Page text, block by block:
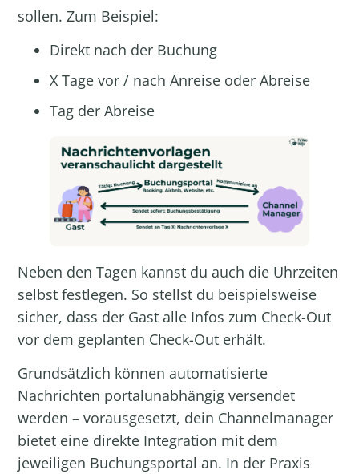
sollen. Zum Beispiel:
Direkt nach der Buchung
X Tage vor / nach Anreise oder Abreise
Tag der Abreise
Neben den Tagen kannst du auch die Uhrzeiten
selbst festlegen. So stellst du beispielsweise
sicher, dass der Gast alle Infos zum Check-Out
vor dem geplanten Check-Out erhält.
Grundsätzlich können automatisierte
Nachrichten portalunabhängig versendet
werden – vorausgesetzt, dein Channelmanager
bietet eine direkte Integration mit dem
jeweiligen Buchungsportal an. In der Praxis